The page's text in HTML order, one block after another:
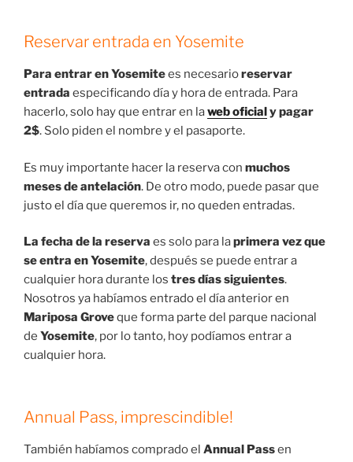
Reservar entrada en Yosemite
Para entrar en Yosemitees necesarioreservar
entrada especificando día y hora de entrada. Para
hacerlo, solo hay que entrar en laweb oficialy pagar
2$. Solo piden el nombre y el pasaporte.
Es muy importante hacer la reserva con muchos
meses de antelación. De otro modo, puede pasar que
justo el día que queremos ir, no queden entradas.
La fecha de la reserva es solo para laprimera vez que
se entra en Yosemite, después se puede entrar a
cualquier hora durante los tres días siguientes.
Nosotros ya habíamos entrado el día anterior en
Mariposa Groveque forma parte del parque nacional
de Yosemite, por lo tanto, hoy podíamos entrar a
cualquier hora.
Annual Pass, imprescindible!
También habíamos comprado el Annual Passen